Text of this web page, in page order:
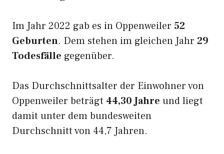
Im Jahr 2022 gab es in Oppenweiler 52
Geburten. Dem stehen im gleichen Jahr 29
Todesfälle gegenüber.
Das Durchschnittsalter der Einwohner von
Oppenweiler beträgt 44,30 Jahre und liegt
damit unter dem bundesweiten
Durchschnitt von 44,7 Jahren.